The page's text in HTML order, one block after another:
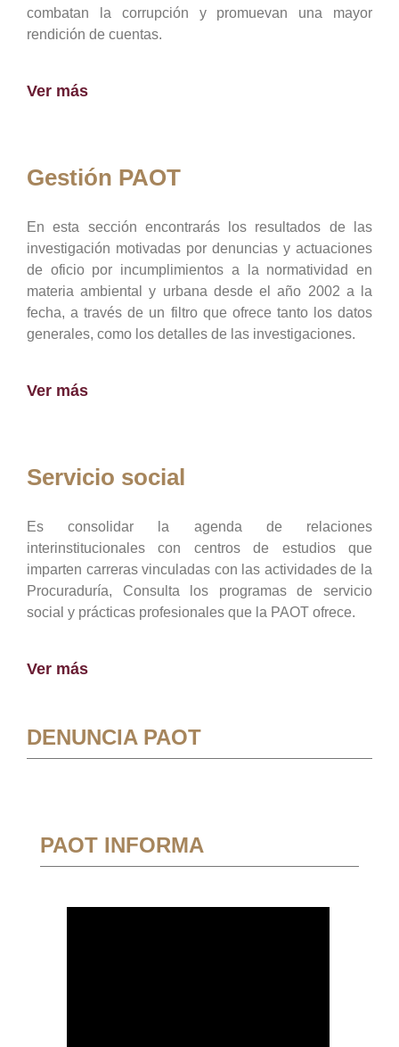
combatan la corrupción y promuevan una mayor
rendición de cuentas.
Ver más
Gestión PAOT
En esta sección encontrarás los resultados de las
investigación motivadas por denuncias y actuaciones
de oficio por incumplimientos a la normatividad en
materia ambiental y urbana desde el año 2002 a la
fecha, a través de un filtro que ofrece tanto los datos
generales, como los detalles de las investigaciones.
Ver más
Servicio social
Es consolidar la agenda de relaciones
interinstitucionales con centros de estudios que
imparten carreras vinculadas con las actividades de la
Procuraduría, Consulta los programas de servicio
social y prácticas profesionales que la PAOT ofrece.
Ver más
DENUNCIA PAOT
PAOT INFORMA